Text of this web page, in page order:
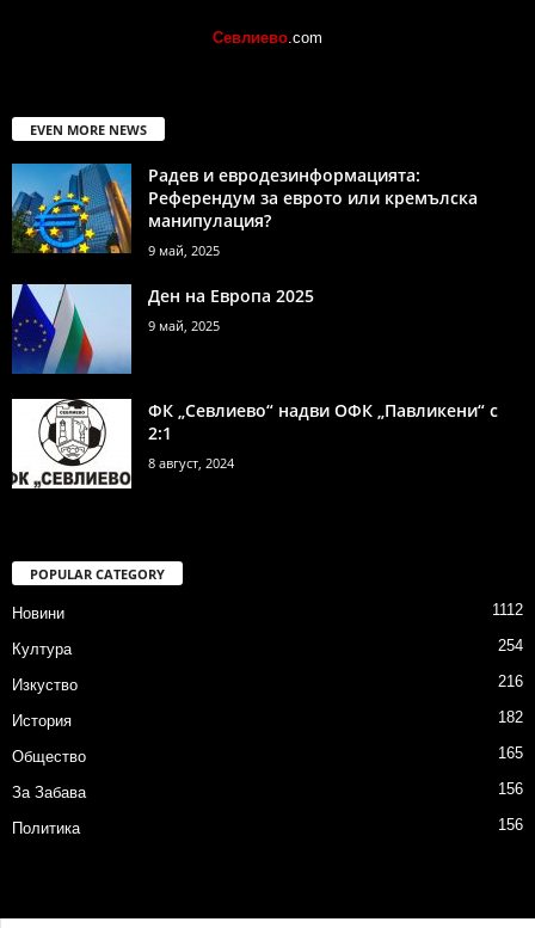
Севлиево .com
EVEN MORE NEWS
Радев и евродезинформацията:
Референдум за еврото или кремълска
манипулация?
9 май, 2025
Ден на Европа 2025
9 май, 2025
ФК „Севлиево“ надви ОФК „Павликени“ с
2:1
8 август, 2024
POPULAR CATEGORY
Новини 1112
Култура 254
Изкуство 216
История 182
Общество 165
За Забава 156
Политика 156